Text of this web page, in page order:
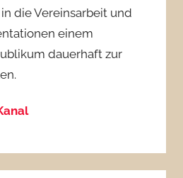
die Vereinsarbeit und
einem
dauerhaft zur